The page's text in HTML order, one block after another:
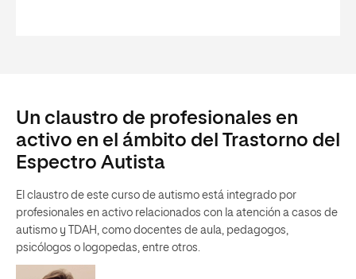
Un claustro de profesionales en
activo en el ámbito del Trastorno del
Espectro Autista
El claustro de este curso de autismo está integrado por
profesionales en activo relacionados con la atención a casos de
autismo y TDAH, como docentes de aula, pedagogos,
psicólogos o logopedas, entre otros.